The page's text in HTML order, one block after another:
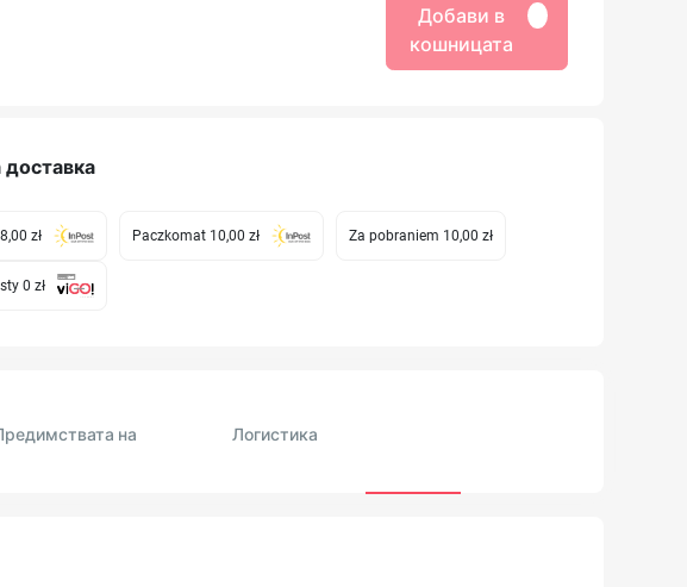
Добави в
кошницата
zł Paczkomat 10,00 zł Za pobraniem 10,00 zł
0 zł
на Логистика